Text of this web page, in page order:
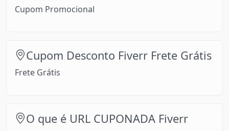
Cupom Promocional
Cupom Desconto Fiverr Frete Grátis
Frete Grátis
O que é URL CUPONADA Fiverr